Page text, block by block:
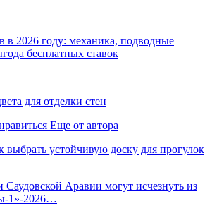
в 2026 году: механика, подводные
бесплатных ставок
для отделки стен
Еще от автора
выбрать устойчивую доску для прогулок
Саудовской Аравии могут исчезнуть из
1»-2026…